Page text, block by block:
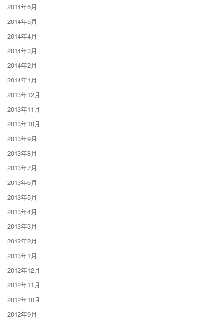
2014年6月
2014年5月
2014年4月
2014年3月
2014年2月
2014年1月
2013年12月
2013年11月
2013年10月
2013年9月
2013年8月
2013年7月
2013年6月
2013年5月
2013年4月
2013年3月
2013年2月
2013年1月
2012年12月
2012年11月
2012年10月
2012年9月